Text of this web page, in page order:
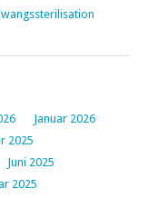
Januar 2026
2025
Juni 2025
2025